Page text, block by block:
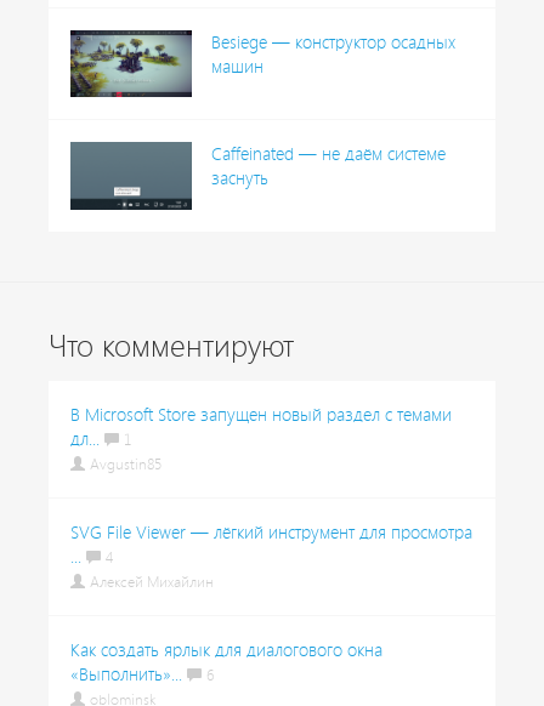
Besiege — конструктор осадных
машин
Caffeinated — не даём системе
заснуть
Что комментируют
В Microsoft Store запущен новый раздел с темами
дл...
1
Avgustin85
SVG File Viewer — лёгкий инструмент для просмотра
...
4
Алексей Михайлин
Как создать ярлык для диалогового окна
«Выполнить»...
6
oblominsk